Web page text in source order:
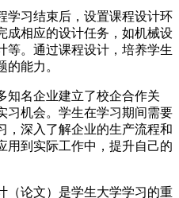
学习结束后，设置课程设计环
成相应的设计任务，如机械设
等。通过课程设计，培养学生
能力。
知名企业建立了校企合作关
习机会。学生在学习期间需要
，深入了解企业的生产流程和
用到实际工作中，提升自己的
（论文）是学生大学学习的重